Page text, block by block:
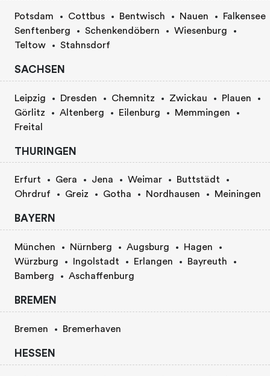
Potsdam Cottbus Bentwisch Nauen
Falkensee
Senftenberg
Schenkendöbern
Wiesenburg
Teltow
Stahnsdorf
SACHSEN
Leipzig Dresden Chemnitz Zwickau
Plauen
Görlitz
Altenberg Eilenburg
Memmingen
Freital
THURINGEN
Erfurt Gera Jena Weimar
Buttstädt
Ohrdruf
Greiz Gotha Nordhausen Meiningen
BAYERN
München Nürnberg Augsburg
Hagen
Würzburg
Ingolstadt Erlangen
Bayreuth
Bamberg
Aschaffenburg
BREMEN
Bremen Bremerhaven
HESSEN